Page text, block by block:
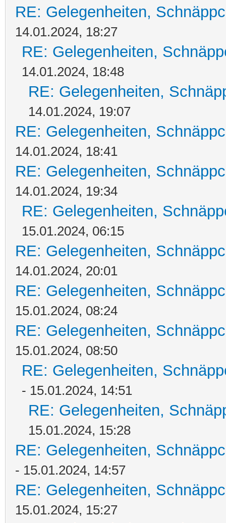
RE: Gelegenheiten,
14.01.2024, 18:27
RE: Gelegenheiten,
14.01.2024, 18:48
RE: Gelegenheiten,
14.01.2024, 19:07
RE: Gelegenheiten,
14.01.2024, 18:41
RE: Gelegenheiten,
14.01.2024, 19:34
RE: Gelegenheiten,
15.01.2024, 06:15
RE: Gelegenheiten,
14.01.2024, 20:01
RE: Gelegenheiten,
15.01.2024, 08:24
RE: Gelegenheiten,
15.01.2024, 08:50
RE: Gelegenheiten,
- 15.01.2024, 14:51
RE: Gelegenheiten,
15.01.2024, 15:28
RE: Gelegenheiten,
- 15.01.2024, 14:57
RE: Gelegenheiten,
15.01.2024, 15:27